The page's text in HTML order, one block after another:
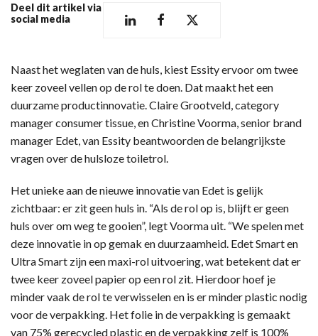
Deel dit artikel via
social media
Naast het weglaten van de huls, kiest Essity ervoor om twee
keer zoveel vellen op de rol te doen. Dat maakt het een
duurzame productinnovatie. Claire Grootveld, category
manager consumer tissue, en Christine Voorma, senior brand
manager Edet, van Essity beantwoorden de belangrijkste
vragen over de hulsloze toiletrol.
Het unieke aan de nieuwe innovatie van Edet is gelijk
zichtbaar: er zit geen huls in. “Als de rol op is, blijft er geen
huls over om weg te gooien”, legt Voorma uit. “We spelen met
deze innovatie in op gemak en duurzaamheid. Edet Smart en
Ultra Smart zijn een maxi-rol uitvoering, wat betekent dat er
twee keer zoveel papier op een rol zit. Hierdoor hoef je
minder vaak de rol te verwisselen en is er minder plastic nodig
voor de verpakking. Het folie in de verpakking is gemaakt
van 75% gerecycled plastic en de verpakking zelf is 100%